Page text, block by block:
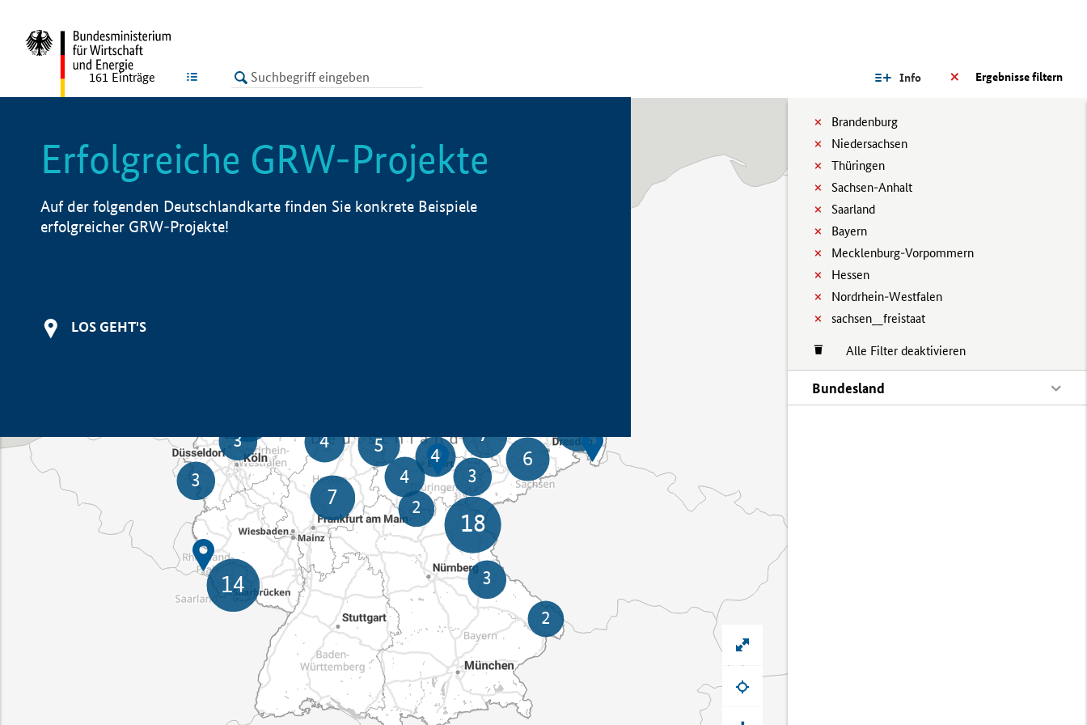
LISTE Ergebnisse filtern
Info
Brandenburg
Niedersachsen
Thüringen
Sachsen-Anhalt
Saarland
Bayern
Mecklenburg-Vorpommern
Hessen
Nordrhein-Westfalen
sachsen__freistaat
Alle Filter deaktivieren
Bundesland
161 Einträge
Erfolgreiche GRW-Projekte
Auf der folgenden Deutschlandkarte finden Sie konkrete Beispiele
erfolgreicher GRW-Projekte!
LOS GEHT'S